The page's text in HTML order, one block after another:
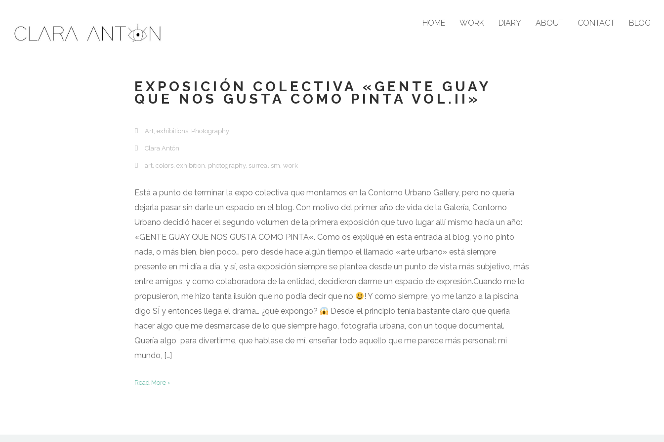
HOME WORK DIARY ABOUT CONTACT BLOG
EXPOSICIÓN COLECTIVA «GENTE GUAY
QUE NOS GUSTA COMO PINTA VOL.II»
Art, exhibitions, Photography
Clara Antón
art, colors, exhibition, photography, surrealism, work
Está a punto de terminar la expo colectiva que montamos en la Contorno Urbano Gallery, pero no quería
dejarla pasar sin darle un espacio en el blog. Con motivo del primer año de vida de la Galería, Contorno
Urbano decidió hacer el segundo volumen de la primera exposición que tuvo lugar allí mismo hacía un año:
«GENTE GUAY QUE NOS GUSTA COMO PINTA«. Como os expliqué en esta entrada al blog, yo no pinto
nada, o más bien, bien poco… pero desde hace algún tiempo el llamado «arte urbano» está siempre
presente en mi día a día, y sí, esta exposición siempre se plantea desde un punto de vista más subjetivo, más
entre amigos, y como colaboradora de la entidad, decidieron darme un espacio de expresión.Cuando me lo
propusieron, me hizo tanta ilsuión que no podía decir que no
! Y como siempre, yo me lanzo a la piscina,
digo SÍ y entonces llega el drama… ¿qué expongo?
Desde el principio tenía bastante claro que queria
hacer algo que me desmarcase de lo que siempre hago, fotografía urbana, con un toque documental.
Quería algo para divertirme, que hablase de mí, enseñar todo aquello que me parece más personal: mi
mundo, […]
Read More ›